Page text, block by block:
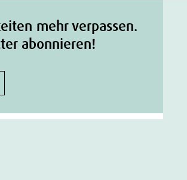
mehr verpassen.
abonnieren!